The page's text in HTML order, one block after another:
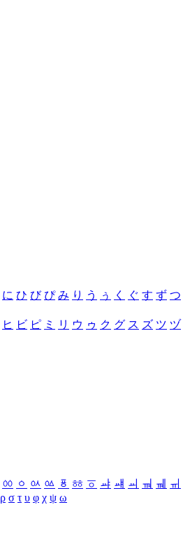
に ひ び ぴ み り う ぅ く ぐ す ず つ
ヒ ビ ピ ミ リ ウ ゥ ク グ ス ズ ツ ヅ
ㆀ ㆁ ㆂ ㆃ ㆄ ㆅ ㆆ ㆇ ㆈ ㆉ ㆊ ㆋ ㆌ
ρ σ τ υ φ χ ψ ω